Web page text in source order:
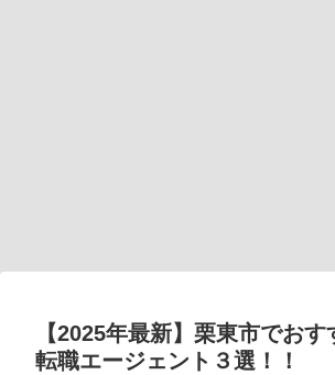
【2025年最新】栗東市でお
転職エージェント３選！！